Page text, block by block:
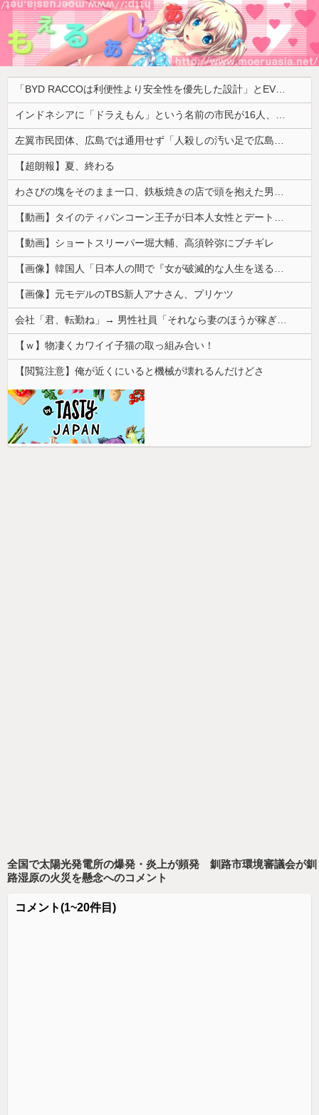
「BYD RACCOは利便性より安全性を優先した設計」とEV推進派がスカスカ構造を絶賛、これがRACCOの一番の特徴よな
インドネシアに「ドラえもん」という名前の市民が16人、「のび太」は181人
左翼市民団体、広島では通用せず「人殺しの汚い足で広島の土を踏むな！」→広島県民「お前らの方が汚いんじゃ！」「ワシらが広島県民じゃ」
【超朗報】夏、終わる
わさびの塊をそのまま一口、鉄板焼きの店で頭を抱えた男「もう時間の匂いまで嗅ぎ分けられるだろ」【海外の反応】
【動画】タイのティパンコーン王子が日本人女性とデートか？
【動画】ショートスリーパー堀大輔、高須幹弥にブチギレ
【画像】韓国人「日本人の間で『女が破滅的な人生を送るのを楽しむ陰湿な趣味』が流行っている」119万バズ
【画像】元モデルのTBS新人アナさん、プリケツ
会社「君、転勤ね」→ 男性社員「それなら妻のほうが稼ぎいいんで辞めます」⇒ 結果・・・
【ｗ】物凄くカワイイ子猫の取っ組み合い！
【閲覧注意】俺が近くにいると機械が壊れるんだけどさ
全国で太陽光発電所の爆発・炎上が頻発 釧路市環境審議会が釧
路湿原の火災を懸念へのコメント
コメント(1~20件目)